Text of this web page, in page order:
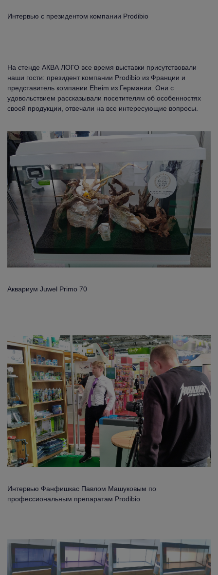
Интервью с президентом компании Prodibio
На стенде АКВА ЛОГО все время выставки присутствовали
наши гости: президент компании Prodibio из Франции и
представитель компании Eheim из Германии. Они с
удовольствием рассказывали посетителям об особенностях
своей продукции, отвечали на все интересующие вопросы.
Аквариум Juwel Primo 70
Интервью Фанфишкас Павлом Машуковым по
профессиональным препаратам Prodibio